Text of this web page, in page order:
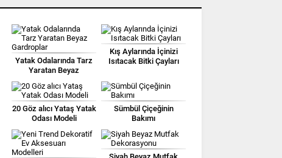
Yatak Odalarında Tarz
Yaratan Beyaz
Kış Aylarında İçinizi
Isıtacak Bitki Çayları
20 Göz alıcı Yataş Yatak
Odası Modeli
Sümbül Çiçeğinin
Bakımı